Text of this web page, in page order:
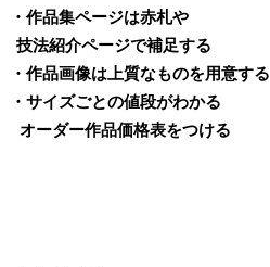
・作品集ページは赤札や
技法紹介ページで補足する
・作品画像は上質なものを用意する
・サイズごとの値段がわかる
オーダー作品価格表をつける